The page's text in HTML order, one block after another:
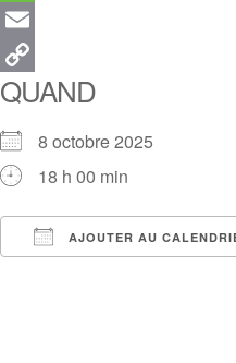
Message
Email
Copy
Link
QUAND
8 octobre 2025
18 h 00 min
AJOUTER AU